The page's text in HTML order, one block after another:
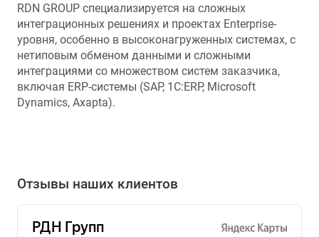
RDN GROUP специализируется на сложных
интеграционных решениях и проектах Enterprise-
уровня, особенно в высоконагруженных системах, с
нетиповым обменом данными и сложными
интеграциями со множеством систем заказчика,
включая ERP-системы (SAP, 1С:ERP, Microsoft
Dynamics, Axapta).
Отзывы наших клиентов